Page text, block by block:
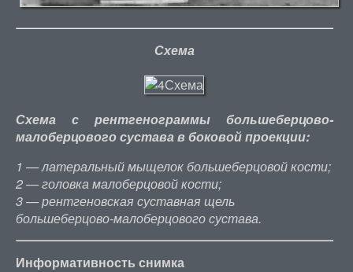
Схема
Схема с рентгенограммы большеберцово-
малоберцового сустава в боковой проекции:
1 — латеральный мыщелок большеберцовой кости;
2 — головка малоберцовой кости;
3 — рентгеновская суставная щель
большеберцово-малоберцового сустава.
Информативность снимка